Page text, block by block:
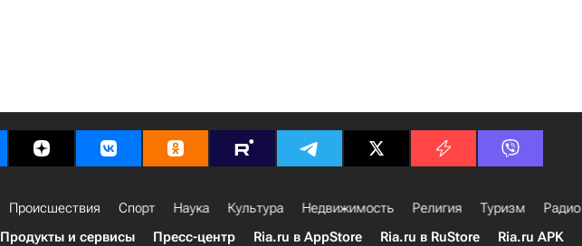
Происшествия Спорт Наука Культура Недвижимость Религия Туризм Радио
Продукты и сервисы Пресс-центр Ria.ru в AppStore Ria.ru в RuStore Ria.ru APK